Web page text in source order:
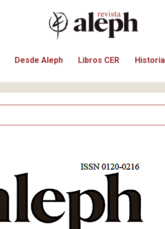
Desde Aleph Libros CER Historia